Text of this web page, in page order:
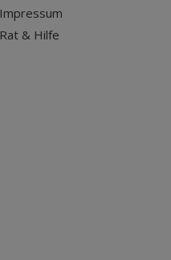
Impressum
Rat & Hilfe